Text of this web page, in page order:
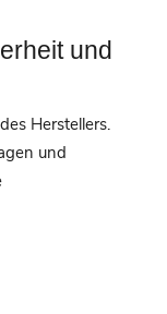
und
Herstellers.
und